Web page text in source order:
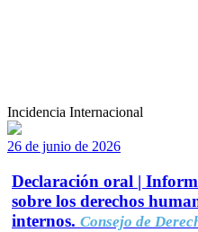
Incidencia Internacional
26 de junio de 2026
Declaración oral |
sobre los derechos
internos. Consejo de